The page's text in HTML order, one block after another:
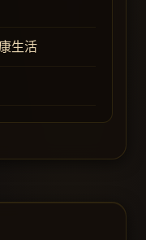
生活